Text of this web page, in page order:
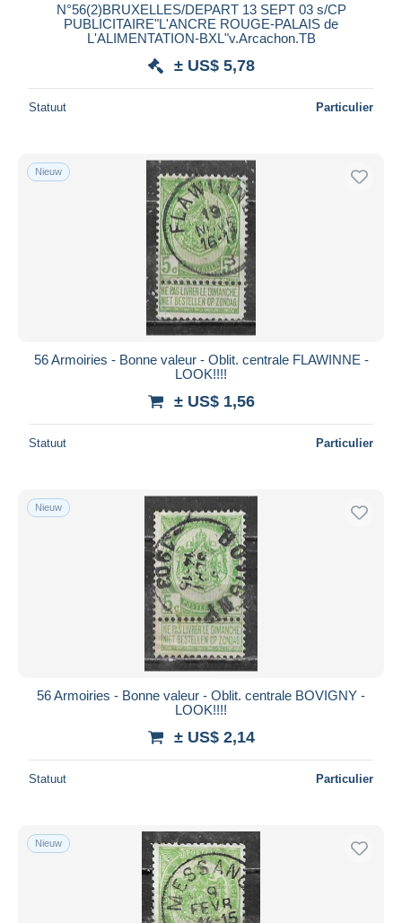
N°56(2)BRUXELLES/DEPART 13 SEPT 03 s/CP
PUBLICITAIRE"L'ANCRE ROUGE-PALAIS de
L'ALIMENTATION-BXL"v.Arcachon.TB
± US$ 5,78
Statuut Particulier
Nieuw
56 Armoiries - Bonne valeur - Oblit. centrale FLAWINNE -
LOOK!!!!
± US$ 1,56
Statuut Particulier
Nieuw
56 Armoiries - Bonne valeur - Oblit. centrale BOVIGNY -
LOOK!!!!
± US$ 2,14
Statuut Particulier
Nieuw